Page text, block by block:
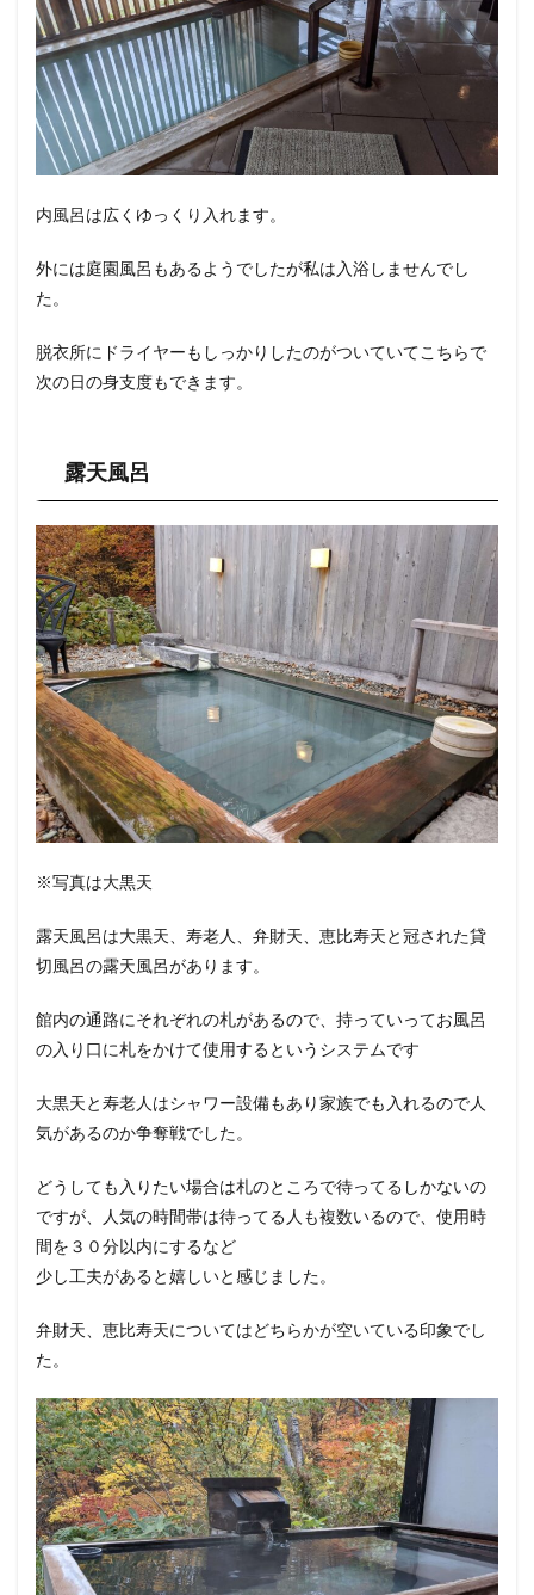
内風呂は広くゆっくり入れます。
外には庭園風呂もあるようでしたが私は入浴しませんでし
た。
脱衣所にドライヤーもしっかりしたのがついていてこちらで
次の日の身支度もできます。
露天風呂
※写真は大黒天
露天風呂は大黒天、寿老人、弁財天、恵比寿天と冠された貸
切風呂の露天風呂があります。
館内の通路にそれぞれの札があるので、持っていってお風呂
の入り口に札をかけて使用するというシステムです
大黒天と寿老人はシャワー設備もあり家族でも入れるので人
気があるのか争奪戦でした。
どうしても入りたい場合は札のところで待ってるしかないの
ですが、人気の時間帯は待ってる人も複数いるので、使用時
間を３０分以内にするなど
少し工夫があると嬉しいと感じました。
弁財天、恵比寿天についてはどちらかが空いている印象でし
た。